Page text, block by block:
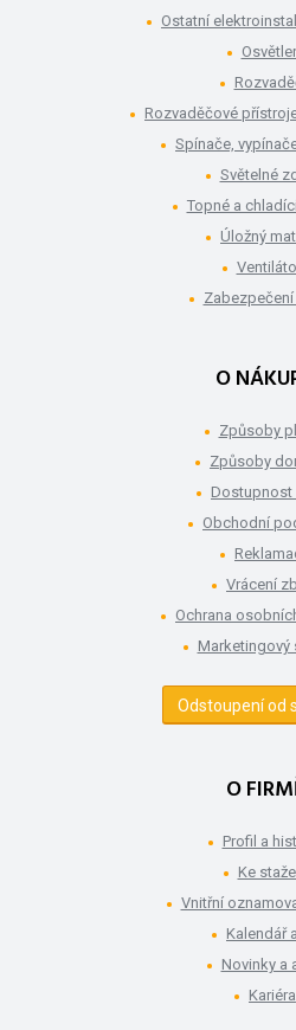
Ostatní
Rozvaděčové
Spínače,
Světelné
Topné a
Úložný
O
Způsoby
Způsoby
Dostupnost
Obchodní
Vrácení
Ochrana
Marketingový
Odstoupení od
O
Profil a
Ke
Vnitřní
Kalendář
Novinky a
Kariéra